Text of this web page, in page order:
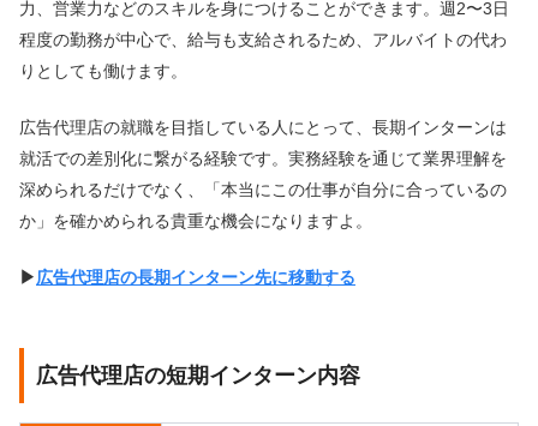
力、営業力などのスキルを身につけることができます。週2〜3日
程度の勤務が中心で、給与も支給されるため、アルバイトの代わ
りとしても働けます。
広告代理店の就職を目指している人にとって、長期インターンは
就活での差別化に繋がる経験です。実務経験を通じて業界理解を
深められるだけでなく、「本当にこの仕事が自分に合っているの
か」を確かめられる貴重な機会になりますよ。
▶︎広告代理店の長期インターン先に移動する
広告代理店の短期インターン内容